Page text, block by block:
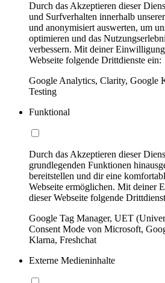
Durch das Akzeptieren dieser
und Surfverhalten innerhalb
und anonymisiert auswerten, um
optimieren und das
verbessern. Mit deiner
Webseite folgende Drittdienste ein:
Google Analytics, Clarity, Google
Testing
Funktional
Durch das Akzeptieren dieser
grundlegenden Funktionen
bereitstellen und dir eine
Webseite ermöglichen. Mit deiner
dieser Webseite folgende
Google Tag Manager, UET
Consent Mode von Microsoft,
Klarna, Freshchat
Externe Medieninhalte